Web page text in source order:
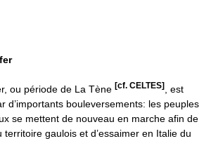
ou période de La Tène [cf. CELTES]
, est
d’importants bouleversements: les peuples
se mettent de nouveau en marche afin de
gaulois et d’essaimer en Italie du